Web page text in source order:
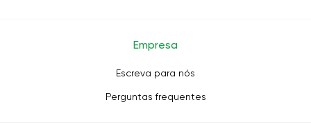
Empresa
Escreva para nós
Perguntas frequentes